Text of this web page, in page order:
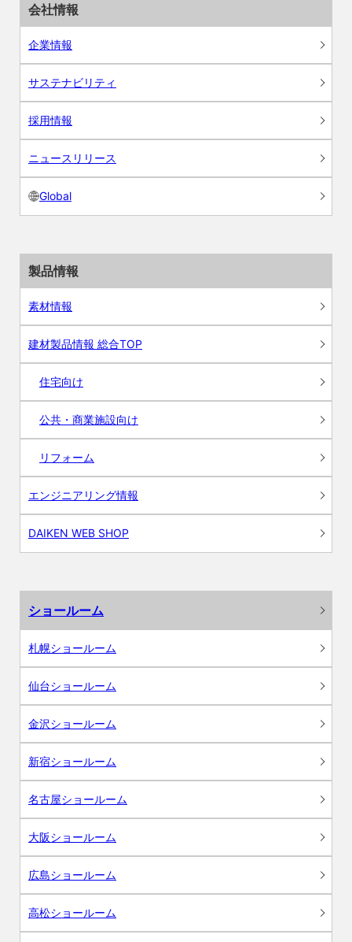
会社情報
企業情報
サステナビリティ
採用情報
ニュースリリース
Global
製品情報
素材情報
建材製品情報 総合TOP
住宅向け
公共・商業施設向け
リフォーム
エンジニアリング情報
DAIKEN WEB SHOP
ショールーム
札幌ショールーム
仙台ショールーム
金沢ショールーム
新宿ショールーム
名古屋ショールーム
大阪ショールーム
広島ショールーム
高松ショールーム